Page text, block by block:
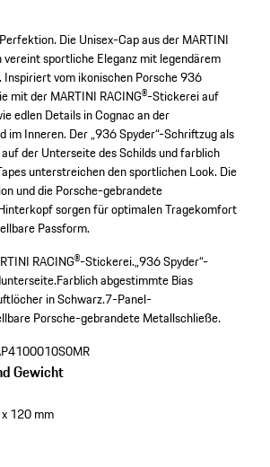
Die Unisex-Cap aus der MARTINI
vereint sportliche Eleganz mit legendärem
vom ikonischen Porsche 936
mit der MARTINI RACING®-Stickerei auf
edlen Details in Cognac an der
im Inneren. Der „936 Spyder“-Schriftzug als
der Unterseite des Schilds und farblich
unterstreichen den sportlichen Look. Die
und die Porsche-gebrandete
sorgen für optimalen Tragekomfort
Passform.
RACING®-Stickerei.„936 Spyder“-
Farblich abgestimmte Bias
in Schwarz.7-Panel-
Porsche-gebrandete Metallschließe.
Gewicht
120 mm